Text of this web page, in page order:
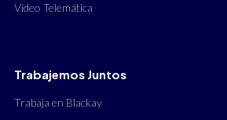
Video Telemática
Trabajemos Juntos
Trabaja en Blackay